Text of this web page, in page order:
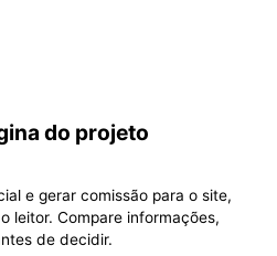
do projeto
e gerar comissão para o site,
leitor. Compare informações,
de decidir.